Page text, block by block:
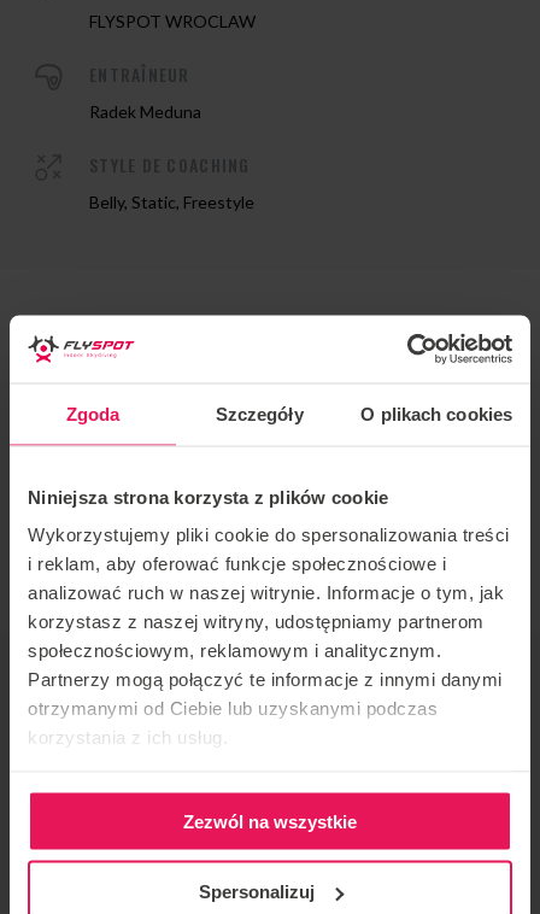
Zgoda Szczegóły O plikach cookies
Niniejsza strona korzysta z plików cookie
Wykorzystujemy pliki cookie do spersonalizowania treści
i reklam, aby oferować funkcje społecznościowe i
analizować ruch w naszej witrynie. Informacje o tym, jak
korzystasz z naszej witryny, udostępniamy partnerom
społecznościowym, reklamowym i analitycznym.
Partnerzy mogą połączyć te informacje z innymi danymi
otrzymanymi od Ciebie lub uzyskanymi podczas
korzystania z ich usług.
Zezwól na wszystkie
Spersonalizuj
FLYSPOT WROCLAW
Radek Meduna
Belly, Static, Freestyle
Entraîneur : Radek Meduna
Lieu : Flyspot Wrocław
Meduna à Flyspot Wrocław
ORGANISATEUR DE L'ÉVÉNEMENT
Flyspot
CONTACT CONCERNANT L'ÉVÉNEMENT
RECOMMANDER CET ÉVÉNEMENT